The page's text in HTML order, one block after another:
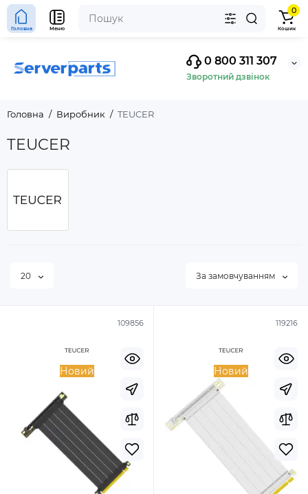
0 800 311 307
Зворотний дзвінок
Головна Меню
0
Кошик
Головна Виробник TEUCER
TEUCER
20 За замовчуванням
109856
Новий
119216
Новий